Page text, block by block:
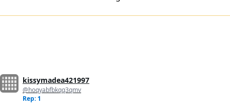
kissymadea421997
@hoqyabfbkqq3qmv
Rep: 1